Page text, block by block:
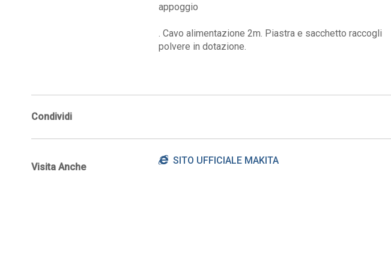
appoggio
. Cavo alimentazione 2m. Piastra e sacchetto raccogli
polvere in dotazione.
Condividi
Visita Anche
SITO UFFICIALE MAKITA